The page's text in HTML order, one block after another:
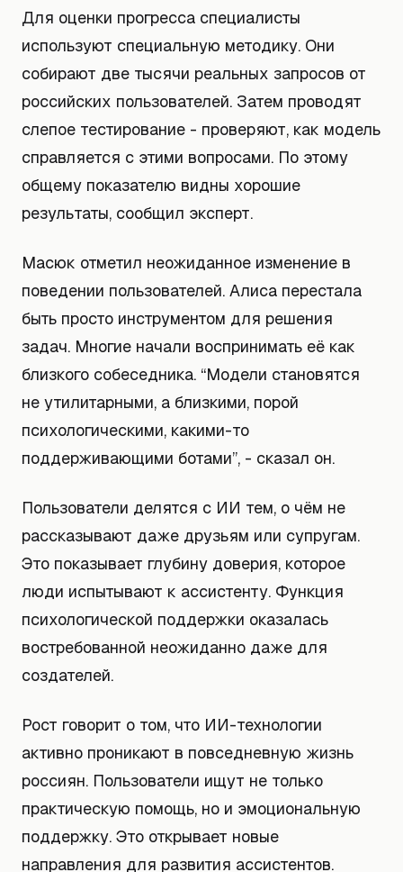
Для оценки прогресса специалисты
используют специальную методику. Они
собирают две тысячи реальных запросов от
российских пользователей. Затем проводят
слепое тестирование - проверяют, как модель
справляется с этими вопросами. По этому
общему показателю видны хорошие
результаты, сообщил эксперт.
Масюк отметил неожиданное изменение в
поведении пользователей. Алиса перестала
быть просто инструментом для решения
задач. Многие начали воспринимать её как
близкого собеседника. “Модели становятся
не утилитарными, а близкими, порой
психологическими, какими-то
поддерживающими ботами”, - сказал он.
Пользователи делятся с ИИ тем, о чём не
рассказывают даже друзьям или супругам.
Это показывает глубину доверия, которое
люди испытывают к ассистенту. Функция
психологической поддержки оказалась
востребованной неожиданно даже для
создателей.
Рост говорит о том, что ИИ-технологии
активно проникают в повседневную жизнь
россиян. Пользователи ищут не только
практическую помощь, но и эмоциональную
поддержку. Это открывает новые
направления для развития ассистентов.